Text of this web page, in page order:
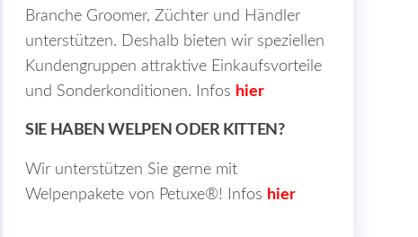
Branche Groomer, Züchter und Händler
unterstützen. Deshalb bieten wir speziellen
Kundengruppen attraktive Einkaufsvorteile
und Sonderkonditionen. Infos hier
SIE HABEN WELPEN ODER KITTEN?
Wir unterstützen Sie gerne mit
Welpenpakete von Petuxe®! Infos hier